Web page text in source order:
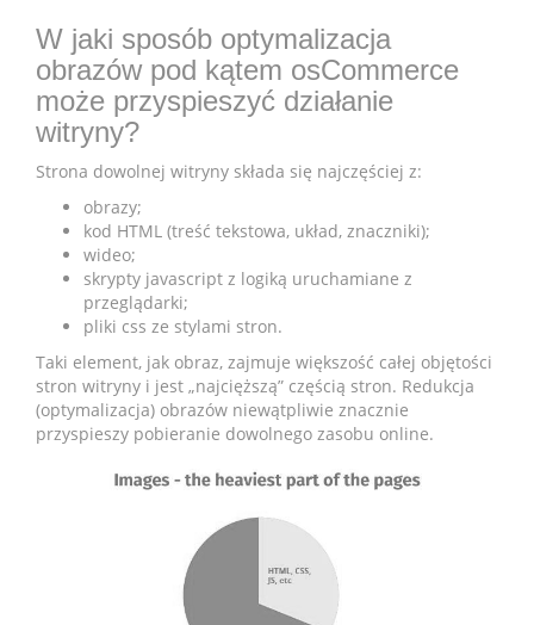
W jaki sposób optymalizacja
obrazów pod kątem osCommerce
może przyspieszyć działanie
witryny?
Strona dowolnej witryny składa się najczęściej z:
obrazy;
kod HTML (treść tekstowa, układ, znaczniki);
wideo;
skrypty javascript z logiką uruchamiane z
przeglądarki;
pliki css ze stylami stron.
Taki element, jak obraz, zajmuje większość całej objętości
stron witryny i jest „najcięższą” częścią stron. Redukcja
(optymalizacja) obrazów niewątpliwie znacznie
przyspieszy pobieranie dowolnego zasobu online.